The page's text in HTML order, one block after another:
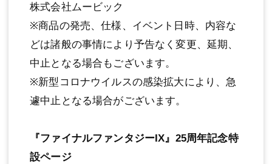
株式会社ムービック
※商品の発売、仕様、イベント日時、内容な
どは諸般の事情により予告なく変更、延期、
中止となる場合もございます。
※新型コロナウイルスの感染拡大により、急
遽中止となる場合がございます。
『ファイナルファンタジーIX』25周年記念特
設ページ